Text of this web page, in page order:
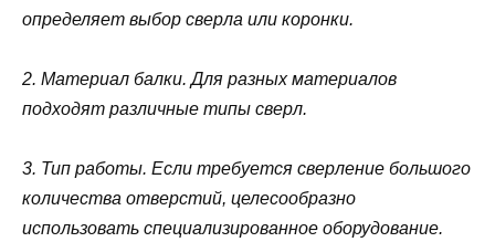
определяет выбор сверла или коронки.
2. Материал балки. Для разных материалов
подходят различные типы сверл.
3. Тип работы. Если требуется сверление большого
количества отверстий, целесообразно
использовать специализированное оборудование.